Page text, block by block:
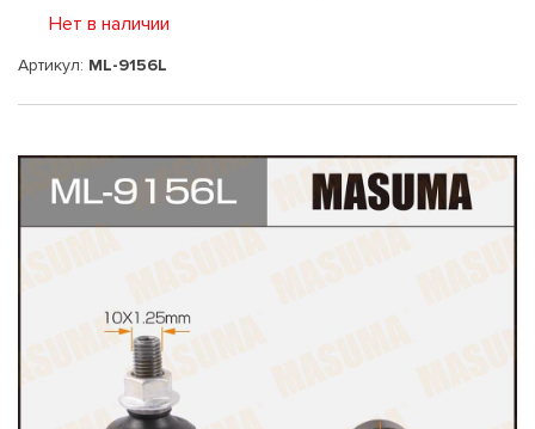
Нет в наличии
Артикул: ML-9156L